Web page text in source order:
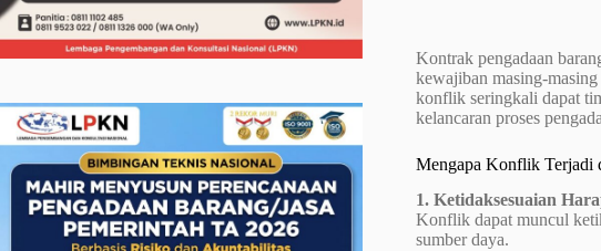
Kontrak pengadaan
kewajiban masing-
konflik seringkali dapat
kelancaran proses
Mengapa Konflik Terjadi
1. Ketidaksesuaian
Konflik dapat muncul
sumber daya.